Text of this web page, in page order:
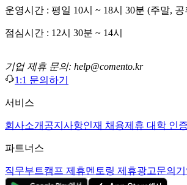
운영시간 : 평일 10시 ~ 18시 30분 (주말,
점심시간 : 12시 30분 ~ 14시
기업 제휴 문의: help@comento.kr
1:1 문의하기
서비스
회사소개 공지사항인재 채용제휴 대학 인증
파트너스
직무부트캠프 제휴멘토링 제휴광고문의